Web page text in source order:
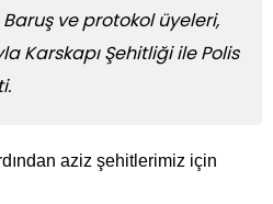
Baruş ve protokol üyeleri,
Karskapı Şehitliği ile Polis
aziz şehitlerimiz için